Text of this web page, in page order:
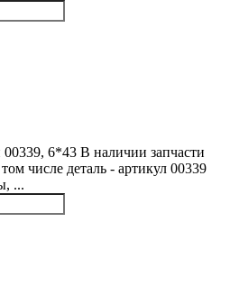
6*43 В наличии запчасти
числе деталь - артикул 00339
...